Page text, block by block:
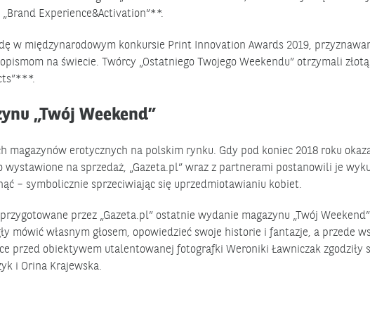
Experience&Activation”**.
w międzynarodowym konkursie Print Innovation Awards 2019,
na świecie. Twórcy „Ostatniego Twojego Weekendu” otrzymali złotą
„Twój Weekend”
magazynów erotycznych na polskim rynku. Gdy pod koniec 2018 roku
wystawione na sprzedaż, „Gazeta.pl” wraz z partnerami postanowili je
– symbolicznie sprzeciwiając się uprzedmiotawianiu kobiet.
przez „Gazeta.pl” ostatnie wydanie magazynu „Twój
mówić własnym głosem, opowiedzieć swoje historie i fantazje, a przede
przed obiektywem utalentowanej fotografki Weroniki Ławniczak zgodziły
i Orina Krajewska.